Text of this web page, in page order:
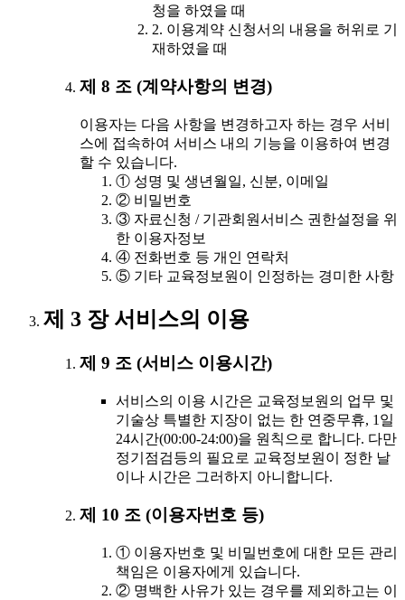
청을 하였을 때
2. 이용계약 신청서의 내용을 허위로 기
재하였을 때
제 8 조 (계약사항의 변경)
이용자는 다음 사항을 변경하고자 하는 경우 서비
스에 접속하여 서비스 내의 기능을 이용하여 변경
할 수 있습니다.
① 성명 및 생년월일, 신분, 이메일
② 비밀번호
③ 자료신청 / 기관회원서비스 권한설정을 위
한 이용자정보
④ 전화번호 등 개인 연락처
⑤ 기타 교육정보원이 인정하는 경미한 사항
제 3 장 서비스의 이용
제 9 조 (서비스 이용시간)
서비스의 이용 시간은 교육정보원의 업무 및
기술상 특별한 지장이 없는 한 연중무휴, 1일
24시간(00:00-24:00)을 원칙으로 합니다. 다만
정기점검등의 필요로 교육정보원이 정한 날
이나 시간은 그러하지 아니합니다.
제 10 조 (이용자번호 등)
① 이용자번호 및 비밀번호에 대한 모든 관리
책임은 이용자에게 있습니다.
② 명백한 사유가 있는 경우를 제외하고는 이